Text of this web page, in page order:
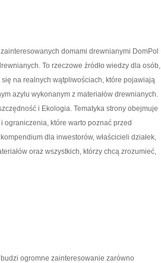
domami drewnianymi DomPol
To rzeczowe źródło wiedzy dla osób,
na realnych wątpliwościach, które pojawiają
azylu wykonanym z materiałów drewnianych.
i Ekologia. Tematyka strony obejmuje
które warto poznać przed
dla inwestorów, właścicieli działek,
oraz wszystkich, którzy chcą zrozumieć,
ogromne zainteresowanie zarówno